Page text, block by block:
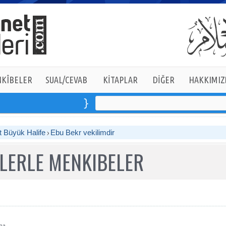
SUAL/CEVAB KİTAPLAR DİĞER
Binlerce eserden derlenmiş tam
Büyük Halife Ebu Bekr vekilimdir
MENKIBELER